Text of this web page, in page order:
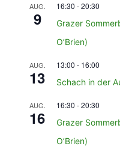
AUG.
9
16:30 -20:30
Grazer
O’Brien)
AUG.
13
13:00 - 16:00
Schach in der
AUG.
16
16:30 -20:30
Grazer
O’Brien)